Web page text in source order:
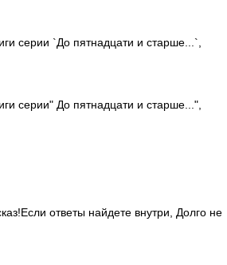
серии `До пятнадцати и старше...`,
серии" До пятнадцати и старше...",
ответы найдете внутри, Долго не